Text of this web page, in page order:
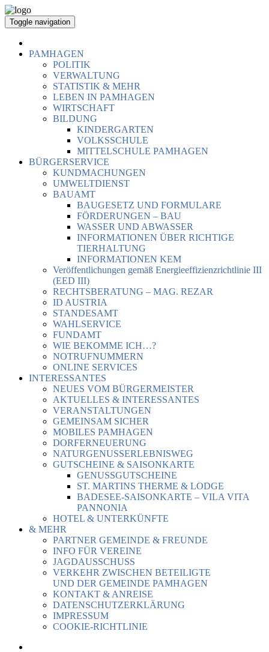
Toggle navigation
PAMHAGEN
POLITIK
VERWALTUNG
STATISTIK & MEHR
LEBEN IN PAMHAGEN
WIRTSCHAFT
BILDUNG
KINDERGARTEN
VOLKSSCHULE
MITTELSCHULE PAMHAGEN
BÜRGERSERVICE
KUNDMACHUNGEN
UMWELTDIENST
BAUAMT
BAUGESETZ UND FORMULARE
FÖRDERUNGEN – BAU
WASSER UND ABWASSER
INFORMATIONEN ÜBER RICHTIGE
TIERHALTUNG
INFORMATIONEN KEM
Veröffentlichungen gemäß Energieeffizienzrichtlinie III
(EED III)
RECHTSBERATUNG – MAG. REZAR
ID AUSTRIA
STANDESAMT
WAHLSERVICE
FUNDAMT
WIE BEKOMME ICH…?
NOTRUFNUMMERN
ONLINE SERVICES
INTERESSANTES
NEUES VOM BÜRGERMEISTER
AKTUELLES & INTERESSANTES
VERANSTALTUNGEN
GEMEINSAM SICHER
MOBILES PAMHAGEN
DORFERNEUERUNG
NATURGENUSSERLEBNISWEG
GUTSCHEINE & SAISONKARTE
GENUSSGUTSCHEINE
ST. MARTINS THERME & LODGE
BADESEE-SAISONKARTE – VILA VITA
PANNONIA
HOTEL & UNTERKÜNFTE
& MEHR
PARTNER GEMEINDE & FREUNDE
INFO FÜR VEREINE
JAGDAUSSCHUSS
VERKEHR ZWISCHEN BETEILIGTE
UND DER GEMEINDE PAMHAGEN
KONTAKT & ANREISE
DATENSCHUTZERKLÄRUNG
IMPRESSUM
COOKIE-RICHTLINIE